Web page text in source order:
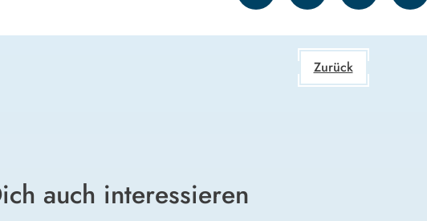
Zurück
auch interessieren